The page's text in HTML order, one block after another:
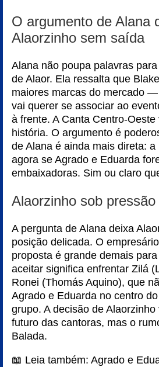
O argumento de Alana
Alaorzinho sem saída
Alana não poupa palavras
de Alaor. Ela ressalta que
maiores marcas do mercado
vai querer se associar ao
à frente. A Canta Centro-
história. O argumento é
de Alana é ainda mais direta:
agora se Agrado e Eduarda
embaixadoras. Sim ou claro
Alaorzinho sob pressão
A pergunta de Alana deixa
posição delicada. O
proposta é grande demais
aceitar significa enfrentar Zilá
Ronei (Thomás Aquino), que
Agrado e Eduarda no centro
grupo. A decisão de
futuro das cantoras, mas o
Balada.
📖 Leia também: Agrado e